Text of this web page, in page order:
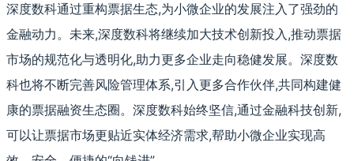
深度数科通过重构票据生态,为小微企业的发展注入了强劲的
金融动力。未来,深度数科将继续加大技术创新投入,推动票据
市场的规范化与透明化,助力更多企业走向稳健发展。深度数
科也将不断完善风险管理体系,引入更多合作伙伴,共同构建健
康的票据融资生态圈。深度数科始终坚信,通过金融科技创新,
可以让票据市场更贴近实体经济需求,帮助小微企业实现高